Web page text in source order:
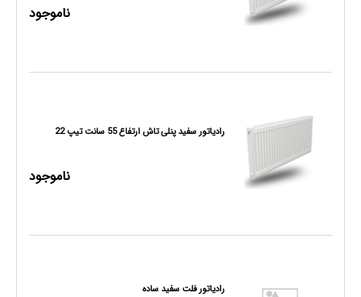
ناموجود
رادیاتور سفید پنلی تاش ارتفاع 55 سانت تیپ 22
ناموجود
رادیاتور فلت سفید ساده